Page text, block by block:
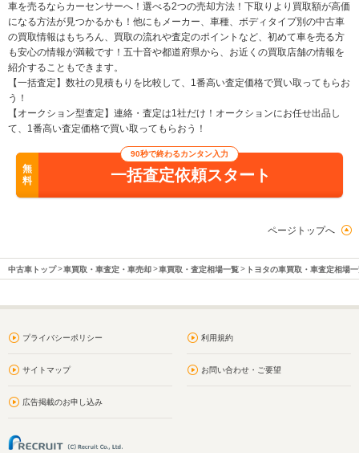
車を売るならカーセンサーへ！選べる2つの売却方法！下取りより買取額が高価
になる方法が見つかるかも！他にもメーカー、車種、ボディタイプ別の中古車
の買取情報はもちろん、買取の流れや査定のポイントなど、初めて車を売る方
も安心の情報が満載です！五十音や都道府県から、お近くの買取店舗の情報を
紹介することもできます。
【一括査定】数社の見積もりを比較して、1番高い査定価格で買い取ってもらお
う！
【オークション型査定】連絡・査定は1社だけ！オークションにお任せ出品し
て、1番高い査定価格で買い取ってもらおう！
無
料
90秒で終わるカンタン入力
一括査定依頼スタート
ページトップへ
中古車トップ 車買取・車査定・車売却 車買取・査定相場一覧 トヨタの車買取・車査定相場
プライバシーポリシー 利用規約
サイトマップ お問い合わせ・ご要望
広告掲載のお申し込み